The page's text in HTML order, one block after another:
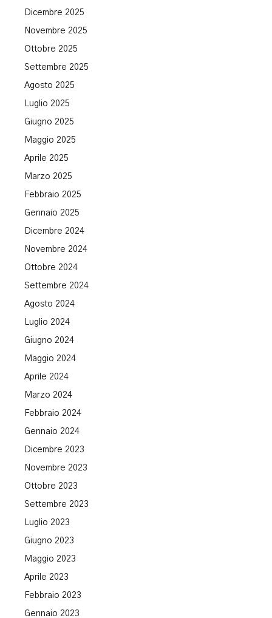
Dicembre 2025
Novembre 2025
Ottobre 2025
Settembre 2025
Agosto 2025
Luglio 2025
Giugno 2025
Maggio 2025
Aprile 2025
Marzo 2025
Febbraio 2025
Gennaio 2025
Dicembre 2024
Novembre 2024
Ottobre 2024
Settembre 2024
Agosto 2024
Luglio 2024
Giugno 2024
Maggio 2024
Aprile 2024
Marzo 2024
Febbraio 2024
Gennaio 2024
Dicembre 2023
Novembre 2023
Ottobre 2023
Settembre 2023
Luglio 2023
Giugno 2023
Maggio 2023
Aprile 2023
Febbraio 2023
Gennaio 2023